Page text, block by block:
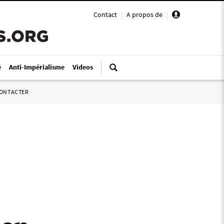
Contact | A propos de |
Anti-Impérialisme Videos